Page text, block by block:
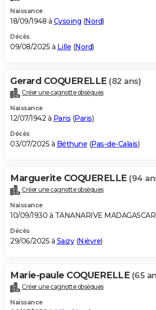
Naissance
18/09/1948 à Cysoing (Nord)
Décès
09/08/2025 à Lille (Nord)
Gerard COQUERELLE (82 ans)
Créer une cagnotte obsèques
Naissance
12/07/1942 à Paris (Paris)
Décès
03/07/2025 à Béthune (Pas-de-Calais)
Marguerite COQUERELLE (94
Créer une cagnotte obsèques
Naissance
10/09/1930 à TANANARIVE MADAGASCAR
Décès
29/06/2025 à Saizy(Nièvre)
Marie-paule COQUERELLE (65
Créer une cagnotte obsèques
Naissance